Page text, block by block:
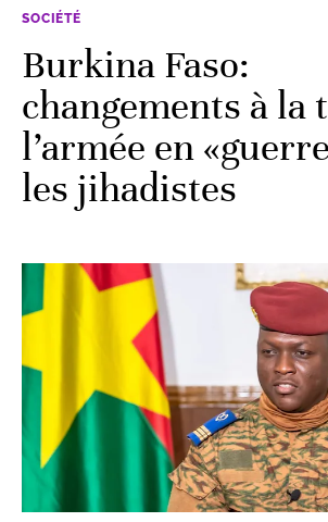
SOCIÉTÉ
Burkina Faso:
changements à la
l’armée en
les jihadistes